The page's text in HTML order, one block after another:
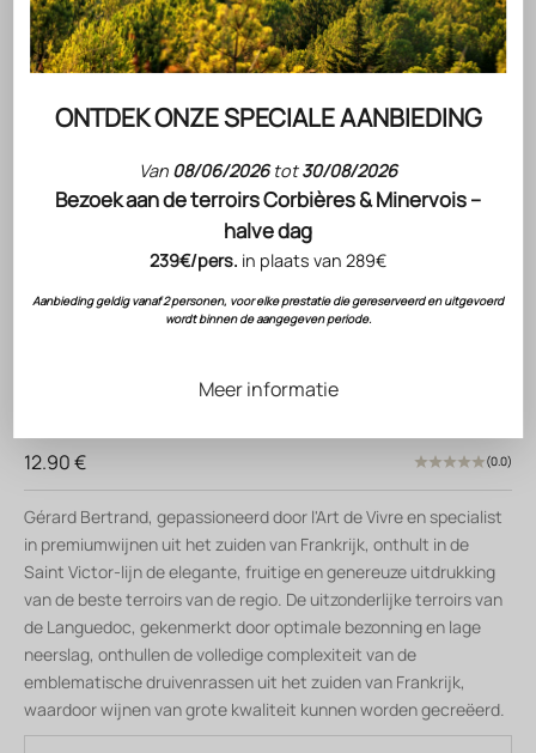
ONTDEK ONZE SPECIALE AANBIEDING
Van 08/06/2026tot30/08/2026
Bezoek aan de terroirs Corbières & Minervois –
halve dag
239€/pers. in plaats van 289€
Aanbieding geldig vanaf 2 personen, voor elke prestatie die gereserveerd en uitgevoerd
wordt binnen de aangegeven periode.
Meer informatie
Cuvée saint Victor Chardonnay 2023 75cl
Verkoopprijs
12.90 € (0.0)
Gérard Bertrand, gepassioneerd door l'Art de Vivre en specialist
in premiumwijnen uit het zuiden van Frankrijk, onthult in de
Saint Victor-lijn de elegante, fruitige en genereuze uitdrukking
van de beste terroirs van de regio. De uitzonderlijke terroirs van
de Languedoc, gekenmerkt door optimale bezonning en lage
neerslag, onthullen de volledige complexiteit van de
emblematische druivenrassen uit het zuiden van Frankrijk,
waardoor wijnen van grote kwaliteit kunnen worden gecreëerd.
HOUD MIJ OP DE HOOGTE